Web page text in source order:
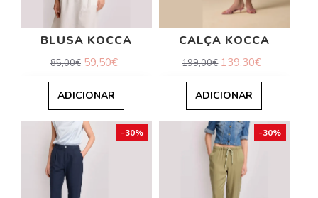
BLUSA KOCCA
85,00€ 59,50€
ADICIONAR
CALÇA KOCCA
199,00€ 139,30€
ADICIONAR
-30% -30%